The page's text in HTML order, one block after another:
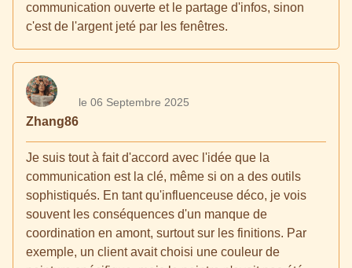
communication ouverte et le partage d'infos, sinon
c'est de l'argent jeté par les fenêtres.
Zhang86
le 06 Septembre 2025
Je suis tout à fait d'accord avec l'idée que la
communication est la clé, même si on a des outils
sophistiqués. En tant qu'influenceuse déco, je vois
souvent les conséquences d'un manque de
coordination en amont, surtout sur les finitions. Par
exemple, un client avait choisi une couleur de